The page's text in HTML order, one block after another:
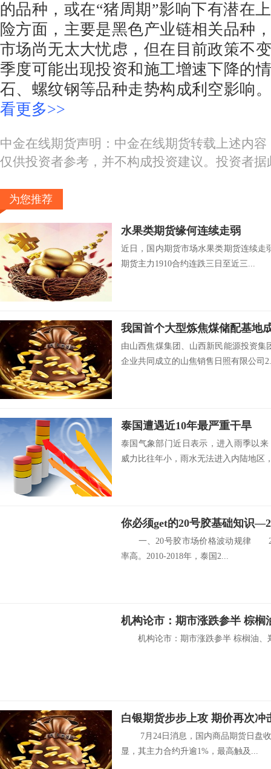
的品种，或在“猪周期”影响下有潜在
险方面，主要是黑色产业链相关品种
市场尚无太大忧虑，但在目前政策不
季度可能出现投资和施工增速下降的
石、螺纹钢等品种走势构成利空影响
看更多>>
中金在线期货声明：中金在线期货转载上述内
仅供投资者参考，并不构成投资建议。投资者
为您推荐
水果类期货缘何连续走弱
近日，国内期货市场水果类期货连续走
期货主力1910合约连跌三日至近三...
我国首个大型炼焦煤储配基地
由山西焦煤集团、山西新民能源投资集
企业共同成立的山焦销售日照有限公司
泰国遭遇近10年最严重干旱
泰国气象部门近日表示，进入雨季以
威力比往年小，雨水无法进入内陆地区
你必须get的20号胶基础知识
一、20号胶市场价格波动规律 20
率高。2010-2018年，泰国2...
机构论市：期市涨跌参半 棕榈
机构论市：期市涨跌参半 棕榈油、
白银期货步步上攻 期价再次冲
7月24日消息，国内商品期货日盘收
显，其主力合约升逾1%，最高触及...